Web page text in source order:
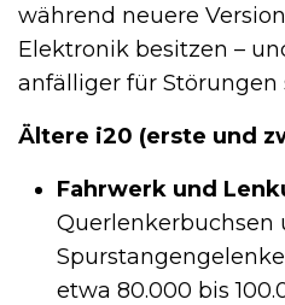
während neuere
Elektronik besitzen –
anfälliger für Störungen
Ältere i20 (erste und
Fahrwerk und
Querlenkerbuchsen
etwa 80.000 bis